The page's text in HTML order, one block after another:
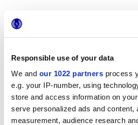
Responsible use of your data
We and our 1022 partners process
e.g. your IP-number, using
store and access information on
serve personalized ads and content,
measurement, audience research
Kollektionen Ihres Interesses